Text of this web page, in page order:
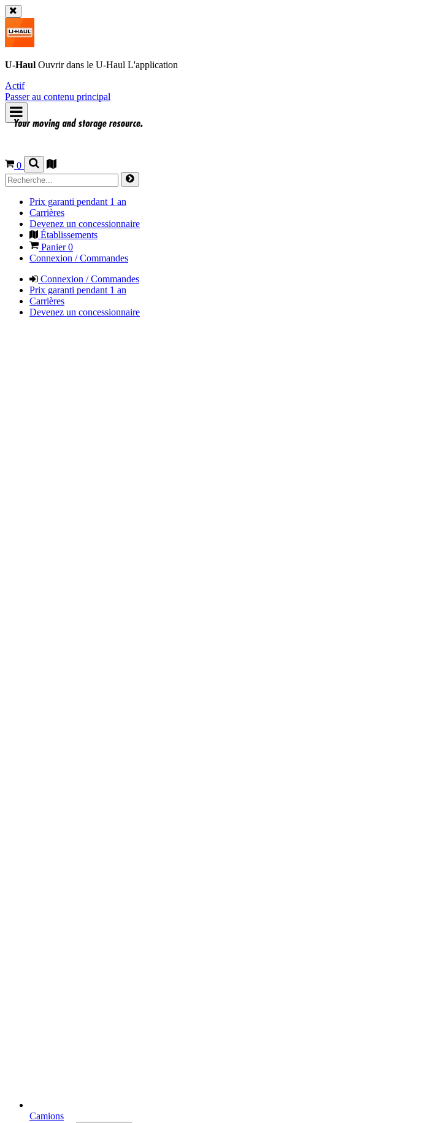
U-Haul Ouvrir dans le U-Haul L'application
Actif
Passer au contenu principal
0
Prix garanti pendant 1 an
Carrières
Devenez un concessionnaire
Établissements
Panier0
Connexion / Commandes
Connexion / Commandes
Prix garanti pendant 1 an
Carrières
Devenez un concessionnaire
Camions